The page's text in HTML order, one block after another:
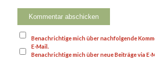
Benachrichtige mich über nachfolgende
E-Mail.
Benachrichtige mich über neue Beiträge via E-